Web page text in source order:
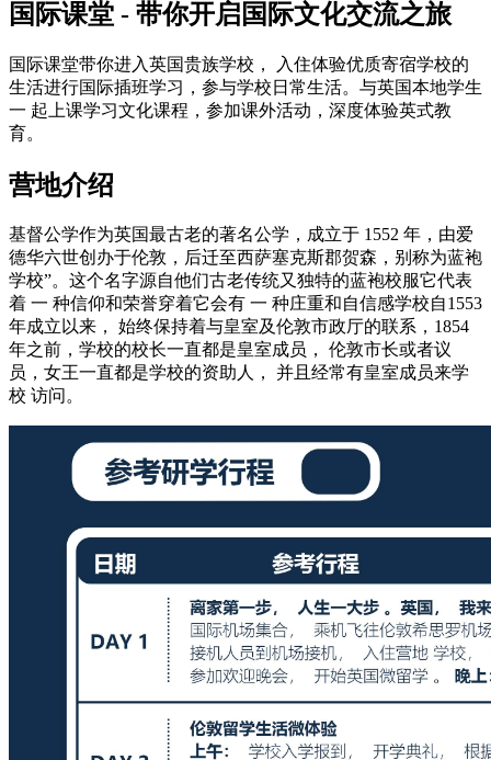
国际课堂 - 带你开启国际文化交流之旅
国际课堂带你进入英国贵族学校， 入住体验优质寄宿学校的
生活进行国际插班学习，参与学校日常生活。与英国本地学生
一 起上课学习文化课程，参加课外活动，深度体验英式教
育。
营地介绍
基督公学作为英国最古老的著名公学，成立于 1552 年，由爱
德华六世创办于伦敦，后迁至西萨塞克斯郡贺森，别称为蓝袍
学校”。这个名字源自他们古老传统又独特的蓝袍校服它代表
着 一 种信仰和荣誉穿着它会有 一 种庄重和自信感学校自1553
年成立以来， 始终保持着与皇室及伦敦市政厅的联系，1854
年之前，学校的校长一直都是皇室成员， 伦敦市长或者议
员，女王一直都是学校的资助人， 并且经常有皇室成员来学
校 访问。